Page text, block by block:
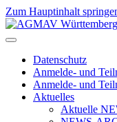
Zum Hauptinhalt
Datenschutz
Anmelde- und
Anmelde- und
Aktuelles
Aktuelle